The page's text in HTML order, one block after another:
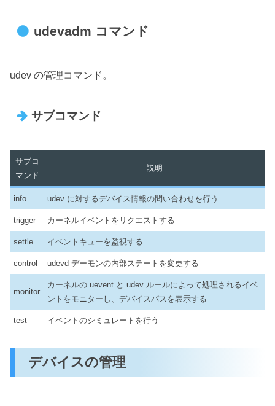
udevadm コマンド
udev の管理コマンド。
サブコマンド
サブコ
マンド
説明
info udev に対するデバイス情報の問い合わせを行う
trigger カーネルイベントをリクエストする
settle イベントキューを監視する
control udevd デーモンの内部ステートを変更する
monitor
カーネルの uevent と udev ルールによって処理されるイベ
ントをモニターし、デバイスパスを表示する
test イベントのシミュレートを行う
デバイスの管理